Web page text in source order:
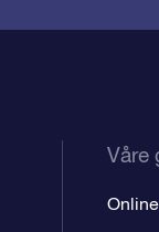
Våre